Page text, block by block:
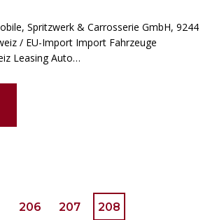
Spritzwerk & Carrosserie GmbH, 9244
/ EU-Import Import Fahrzeuge
Leasing Auto…
206 207 208